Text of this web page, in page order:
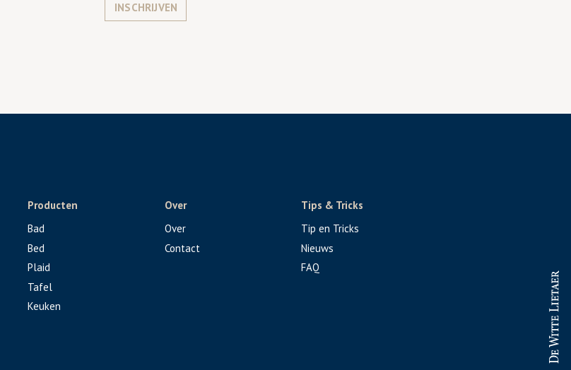
INSCHRIJVEN
Producten
Bad
Bed
Plaid
Tafel
Keuken
Over
Over
Contact
Tips & Tricks
Tip en Tricks
Nieuws
FAQ